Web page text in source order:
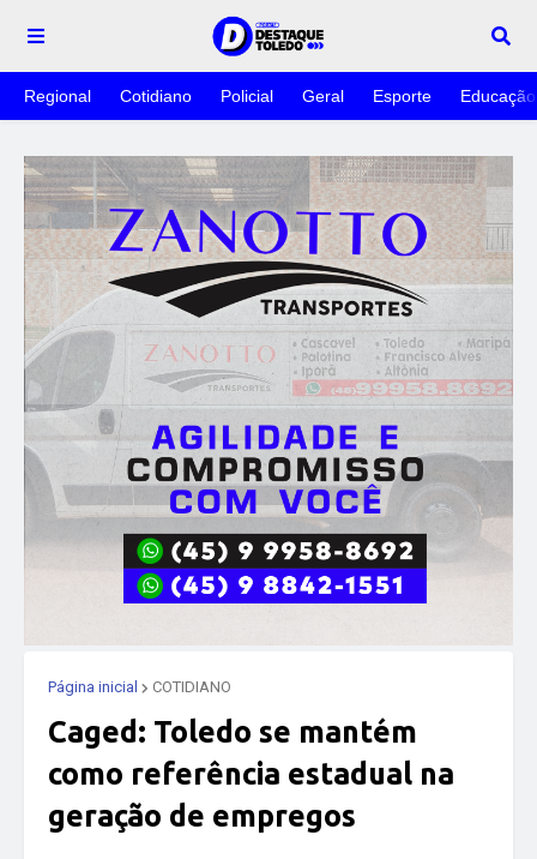
Regional Cotidiano Policial Geral Esporte Educação
Página inicial COTIDIANO
Caged: Toledo se mantém
como referência estadual na
geração de empregos